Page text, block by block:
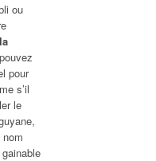
ou
pour
s’il
le